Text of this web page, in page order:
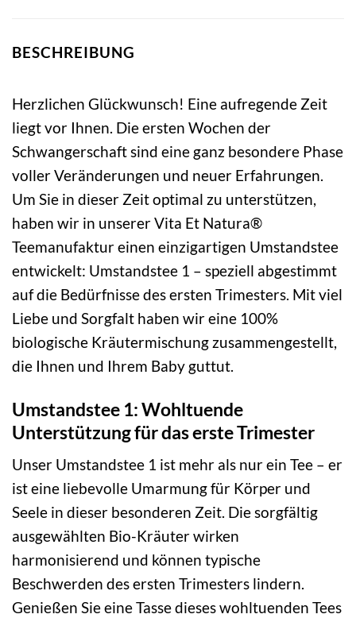
BESCHREIBUNG
Herzlichen Glückwunsch! Eine aufregende Zeit
liegt vor Ihnen. Die ersten Wochen der
Schwangerschaft sind eine ganz besondere Phase
voller Veränderungen und neuer Erfahrungen.
Um Sie in dieser Zeit optimal zu unterstützen,
haben wir in unserer Vita Et Natura®
Teemanufaktur einen einzigartigen Umstandstee
entwickelt: Umstandstee 1 – speziell abgestimmt
auf die Bedürfnisse des ersten Trimesters. Mit viel
Liebe und Sorgfalt haben wir eine 100%
biologische Kräutermischung zusammengestellt,
die Ihnen und Ihrem Baby guttut.
Umstandstee 1: Wohltuende
Unterstützung für das erste Trimester
Unser Umstandstee 1 ist mehr als nur ein Tee – er
ist eine liebevolle Umarmung für Körper und
Seele in dieser besonderen Zeit. Die sorgfältig
ausgewählten Bio-Kräuter wirken
harmonisierend und können typische
Beschwerden des ersten Trimesters lindern.
Genießen Sie eine Tasse dieses wohltuenden Tees